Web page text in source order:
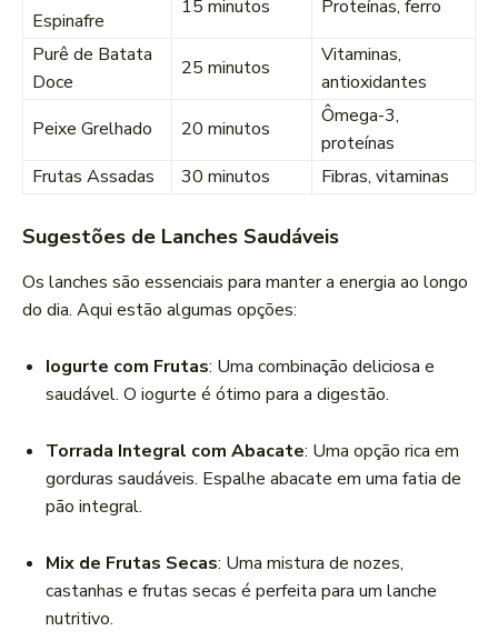
Espinafre
15 minutos
Proteínas, ferro
Purê de Batata
Doce
25 minutos
Vitaminas,
antioxidantes
Peixe Grelhado
20 minutos
Ômega-3,
proteínas
Frutas Assadas
30 minutos Fibras, vitaminas
Sugestões de Lanches Saudáveis
Os lanches são essenciais para manter a energia ao longo
do dia. Aqui estão algumas opções:
Iogurte com Frutas: Uma combinação deliciosa e
saudável. O iogurte é ótimo para a digestão.
Torrada Integral com Abacate: Uma opção rica em
gorduras saudáveis. Espalhe abacate em uma fatia de
pão integral.
Mix de Frutas Secas: Uma mistura de nozes,
castanhas e frutas secas é perfeita para um lanche
nutritivo.